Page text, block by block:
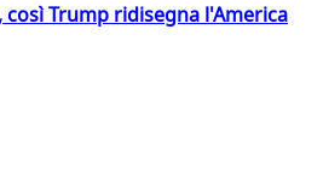
così Trump ridisegna l'America